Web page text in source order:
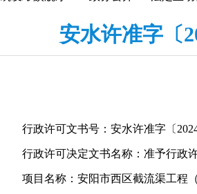
安水许准字〔
行政许可文书号：安水许准字〔
行政许可决定文书名称：准予行政
项目名称：安阳市西区截流渠工程